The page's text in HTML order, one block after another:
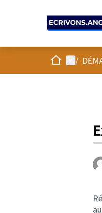
AccueilMenu
/